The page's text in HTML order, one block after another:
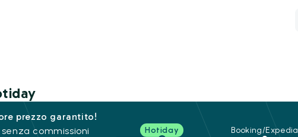
prezzo garantito!
commissioni
Hotiday
Booking/Expedia